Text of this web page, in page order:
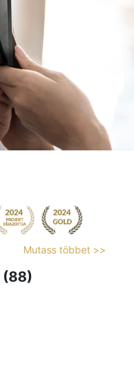
Mutass többet >>
(88)